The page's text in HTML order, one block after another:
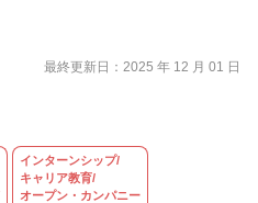
最終更新日：2025 年 12 月 01 日
インターンシップ/
キャリア教育/
オープン・カンパニー